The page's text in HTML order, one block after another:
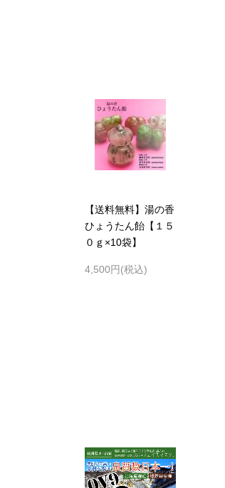
【送料無料】湯の香
ひょうたん飴【１５
０ｇ×10袋】
4,500円(税込)